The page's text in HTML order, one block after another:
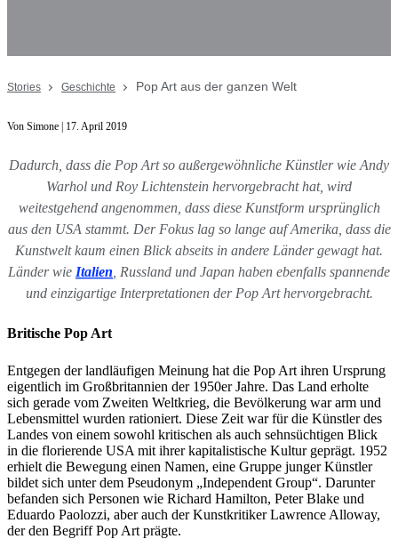
Stories Geschichte Pop Art aus der ganzen Welt
Von Simone | 17. April 2019
Dadurch, dass die Pop Art so außergewöhnliche Künstler wie Andy
Warhol und Roy Lichtenstein hervorgebracht hat, wird
weitestgehend angenommen, dass diese Kunstform ursprünglich
aus den USA stammt. Der Fokus lag so lange auf Amerika, dass die
Kunstwelt kaum einen Blick abseits in andere Länder gewagt hat.
Länder wie Italien , Russland und Japan haben ebenfalls spannende
und einzigartige Interpretationen der Pop Art hervorgebracht.
Britische Pop Art
Entgegen der landläufigen Meinung hat die Pop Art ihren Ursprung
eigentlich im Großbritannien der 1950er Jahre. Das Land erholte
sich gerade vom Zweiten Weltkrieg, die Bevölkerung war arm und
Lebensmittel wurden rationiert. Diese Zeit war für die Künstler des
Landes von einem sowohl kritischen als auch sehnsüchtigen Blick
in die florierende USA mit ihrer kapitalistische Kultur geprägt. 1952
erhielt die Bewegung einen Namen, eine Gruppe junger Künstler
bildet sich unter dem Pseudonym „Independent Group“. Darunter
befanden sich Personen wie Richard Hamilton, Peter Blake und
Eduardo Paolozzi, aber auch der Kunstkritiker Lawrence Alloway,
der den Begriff Pop Art prägte.